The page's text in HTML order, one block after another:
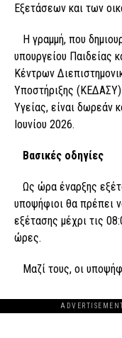
Εξετάσεων και των
Η γραμμή, που
υπουργείου Παιδείας
Κέντρων
Υποστήριξης (ΚΕΔΑΣΥ)
Υγείας, είναι δωρεάν
Ιουνίου 2026.
Βασικές οδηγίες
Ως ώρα έναρξης
υποψήφιοι θα πρέπει
εξέτασης μέχρι τις
ώρες.
Μαζί τους, οι